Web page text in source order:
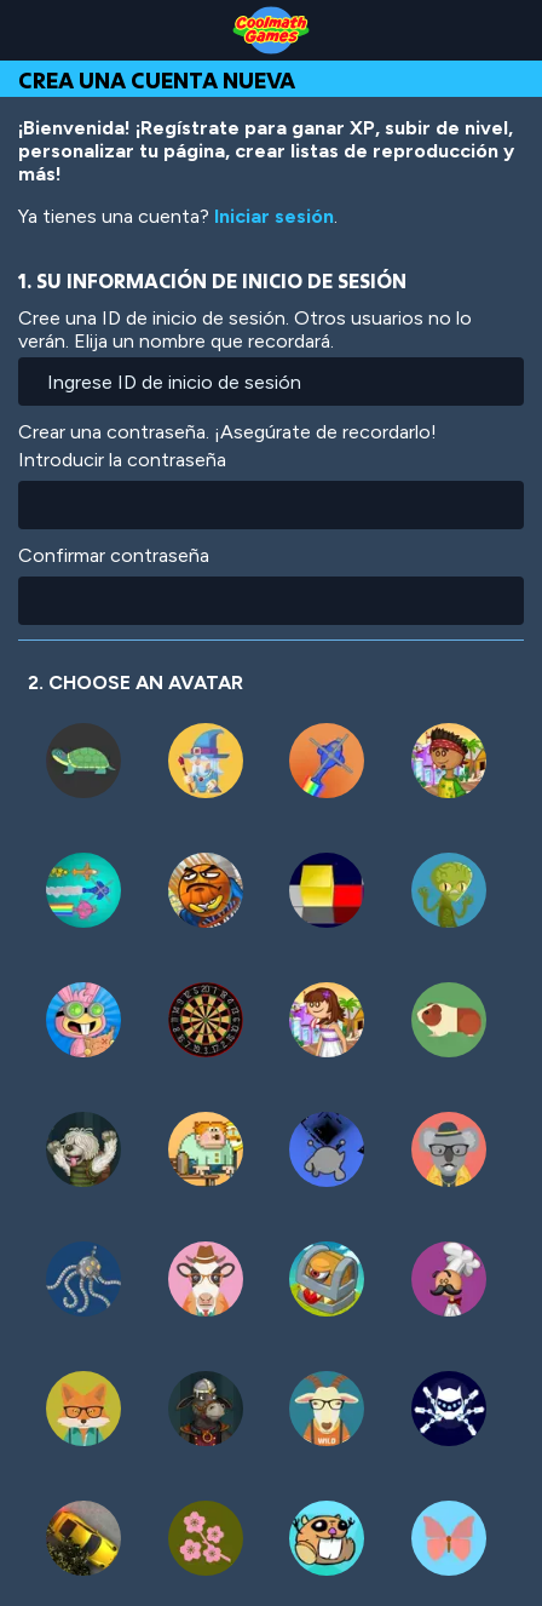
Top
of
Page
Navigation
Main
Content
Footer
contenido
principal
CREA UNA CUENTA NUEVA
¡Bienvenida! ¡Regístrate para ganar XP, subir de nivel,
personalizar tu página, crear listas de reproducción y
más!
Ya tienes una cuenta? Iniciar sesión.
1. SU INFORMACIÓN DE INICIO DE SESIÓN
Cree una ID de inicio de sesión. Otros usuarios no lo
verán. Elija un nombre que recordará.
Crear una contraseña. ¡Asegúrate de recordarlo!
Introducir la contraseña
Confirmar contraseña
2. CHOOSE AN AVATAR